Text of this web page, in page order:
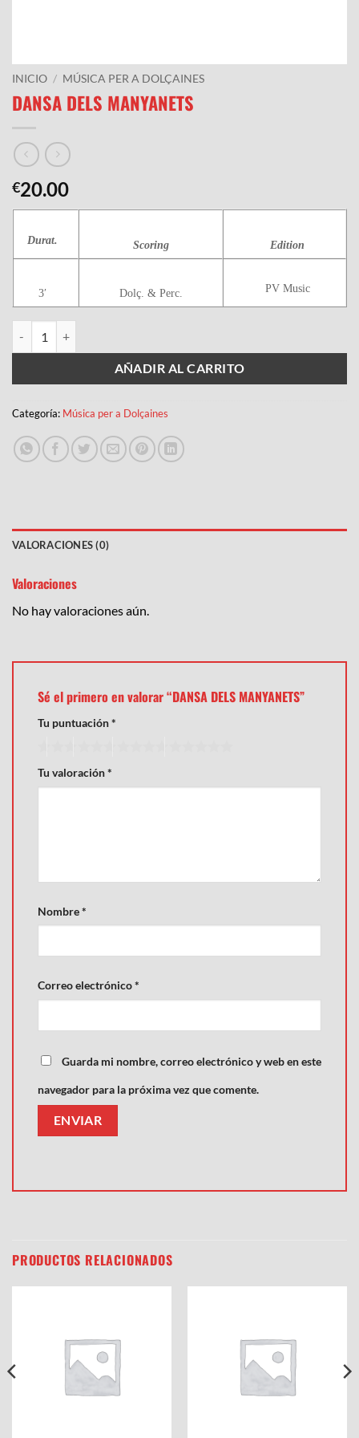
INICIO / MÚSICA PER A DOLÇAINES
DANSA DELS MANYANETS
€20.00
Durat. Scoring Edition
3′ Dolç. & Perc. PV Music
AÑADIR AL CARRITO
Categoría: Música per a Dolçaines
VALORACIONES (0)
Valoraciones
No hay valoraciones aún.
Sé el primero en valorar “DANSA DELS MANYANETS”
Tu puntuación*
Tu valoración*
Nombre*
Correo electrónico*
Guarda mi nombre, correo electrónico y web en este
navegador para la próxima vez que comente.
PRODUCTOS RELACIONADOS